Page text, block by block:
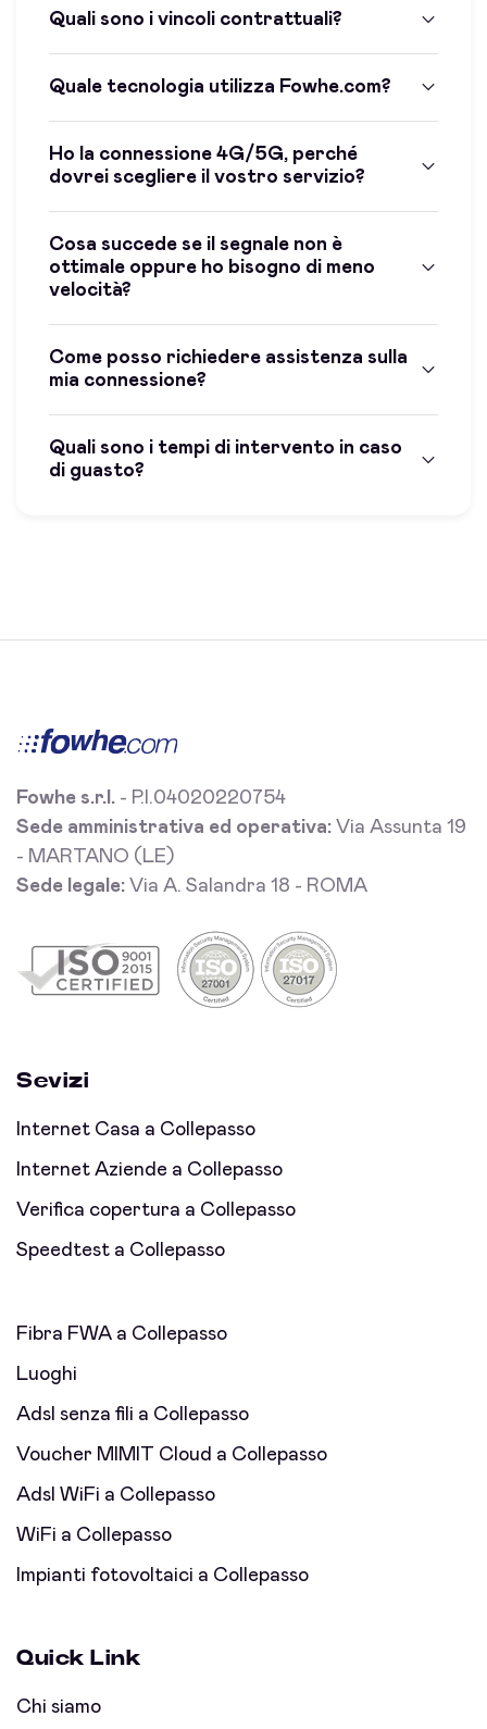
Quali sono i vincoli contrattuali?
Quale tecnologia utilizza Fowhe.com?
Ho la connessione 4G/5G, perché
dovrei scegliere il vostro servizio?
Cosa succede se il segnale non è
ottimale oppure ho bisogno di meno
velocità?
Come posso richiedere assistenza sulla
mia connessione?
Quali sono i tempi di intervento in caso
di guasto?
Fowhe s.r.l. - P.I.04020220754
Sede amministrativa ed operativa: Via Assunta 19
- MARTANO (LE)
Sede legale: Via A. Salandra 18 - ROMA
Sevizi
Internet Casa a Collepasso
Internet Aziende a Collepasso
Verifica copertura a Collepasso
Speedtest a Collepasso
Fibra FWA a Collepasso
Luoghi
Adsl senza fili a Collepasso
Voucher MIMIT Cloud a Collepasso
Adsl WiFi a Collepasso
WiFi a Collepasso
Impianti fotovoltaici a Collepasso
Quick Link
Chi siamo